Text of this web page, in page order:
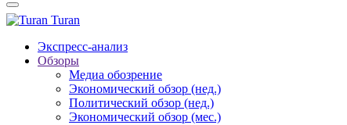
Turan
Экспресс-анализ
Обзоры
Медиа обозрение
Экономический обзор (нед.)
Политический обзор (нед.)
Экономический обзор (мес.)